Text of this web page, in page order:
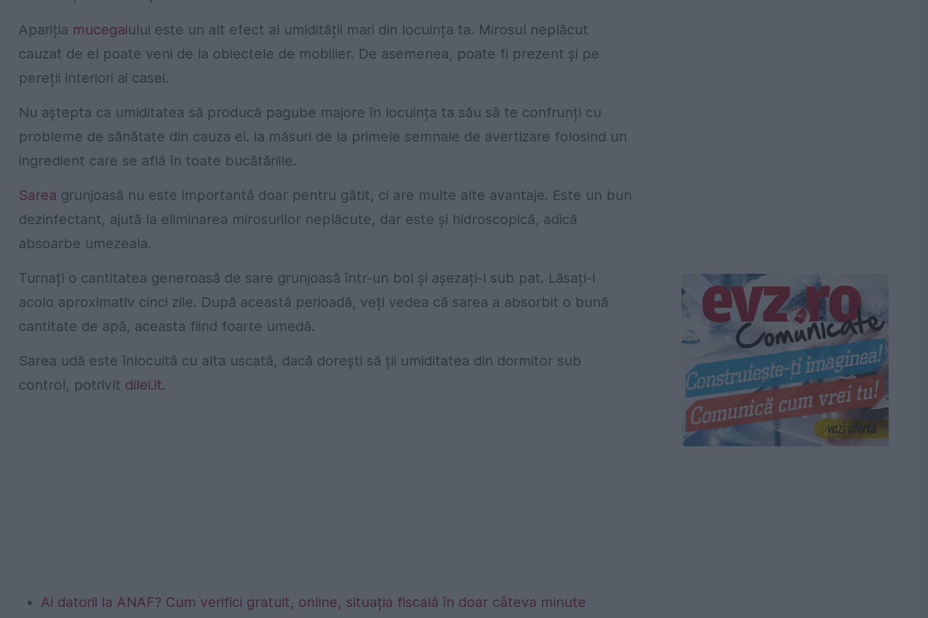
Apariția mucegaiului este un alt efect al umidității mari din locuința ta. Mirosul neplăcut
cauzat de el poate veni de la obiectele de mobilier. De asemenea, poate fi prezent și pe
pereții interiori ai casei.
Nu aștepta ca umiditatea să producă pagube majore în locuința ta său să te confrunți cu
probleme de sănătate din cauza ei. Ia măsuri de la primele semnale de avertizare folosind un
ingredient care se află în toate bucătăriile.
Sarea grunjoasă nu este importantă doar pentru gătit, ci are multe alte avantaje. Este un bun
dezinfectant, ajută la eliminarea mirosurilor neplăcute, dar este și hidroscopică, adică
absoarbe umezeala.
Turnați o cantitatea generoasă de sare grunjoasă într-un bol și așezați-l sub pat. Lăsați-l
acolo aproximativ cinci zile. După această perioadă, veți vedea că sarea a absorbit o bună
cantitate de apă, aceasta fiind foarte umedă.
Sarea udă este înlocuită cu alta uscată, dacă dorești să ții umiditatea din dormitor sub
control, potrivit dilei.it.
Ai datorii la ANAF? Cum verifici gratuit, online, situația fiscală în doar câteva minute